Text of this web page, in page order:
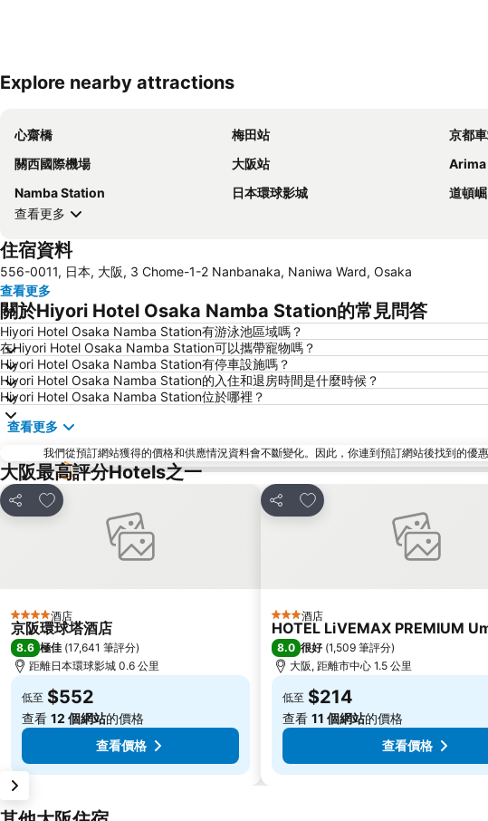
Explore nearby attractions
心齋橋 梅田站 京都
關西國際機場
大阪站 Arima
Namba Station
日本環球影城 道頓崛
查看更多
住宿資料
556-0011, 日本, 大阪, 3 Chome-1-2 Nanbanaka, Naniwa Ward, Osaka
查看更多
關於Hiyori Hotel Osaka Namba Station的常見問答
Hiyori Hotel Osaka Namba Station有游泳池區域嗎？
在Hiyori Hotel Osaka Namba Station可以攜帶寵物嗎？
Hiyori Hotel Osaka Namba Station有停車設施嗎？
Hiyori Hotel Osaka Namba Station的入住和退房時間是什麼時候？
Hiyori Hotel Osaka Namba Station位於哪裡？
查看更多
我們從預訂網站獲得的價格和供應情況資料會不斷變化。因此，你連到預訂網站後找到的優
大阪最高評分Hotels之一
分享
放到收藏夾
4 星級 酒店
京阪環球塔酒店
8.6 極佳 (17,641 筆評分)
距離日本環球影城 0.6 公里
低至 $552
查看 12 個網站的價格
查看價格
分享
放到收藏夾
3 星級酒店
HOTEL LiVEMAX PREMIUM
8.0 很好 (1,509 筆評分)
大阪, 距離市中心 1.5 公里
低至 $214
查看 11 個網站的價格
查看價格